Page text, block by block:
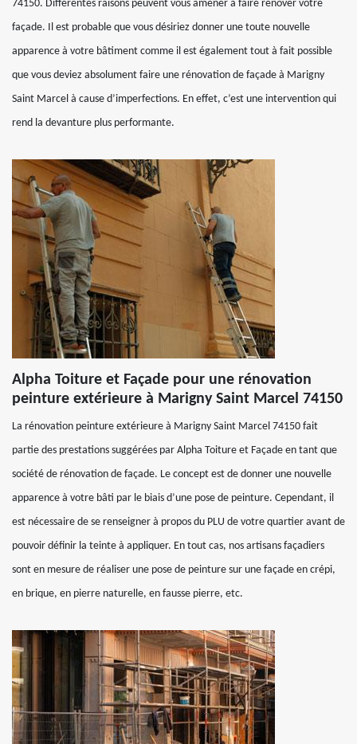
74150. Différentes raisons peuvent vous amener à faire rénover votre
façade. Il est probable que vous désiriez donner une toute nouvelle
apparence à votre bâtiment comme il est également tout à fait possible
que vous deviez absolument faire une rénovation de façade à Marigny
Saint Marcel à cause d’imperfections. En effet, c’est une intervention qui
rend la devanture plus performante.
Alpha Toiture et Façade pour une rénovation
peinture extérieure à Marigny Saint Marcel 74150
La rénovation peinture extérieure à Marigny Saint Marcel 74150 fait
partie des prestations suggérées par Alpha Toiture et Façade en tant que
société de rénovation de façade. Le concept est de donner une nouvelle
apparence à votre bâti par le biais d’une pose de peinture. Cependant, il
est nécessaire de se renseigner à propos du PLU de votre quartier avant de
pouvoir définir la teinte à appliquer. En tout cas, nos artisans façadiers
sont en mesure de réaliser une pose de peinture sur une façade en crépi,
en brique, en pierre naturelle, en fausse pierre, etc.